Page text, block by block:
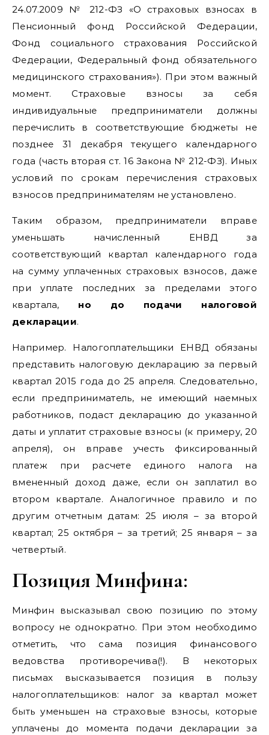
24.07.2009 № 212-ФЗ «О страховых взносах в
Пенсионный фонд Российской Федерации,
Фонд социального страхования Российской
Федерации, Федеральный фонд обязательного
медицинского страхования»). При этом важный
момент. Страховые взносы за себя
индивидуальные предприниматели должны
перечислить в соответствующие бюджеты не
позднее 31 декабря текущего календарного
года (часть вторая ст. 16 Закона № 212-ФЗ). Иных
условий по срокам перечисления страховых
взносов предпринимателям не установлено.
Таким образом, предприниматели вправе
уменьшать начисленный ЕНВД за
соответствующий квартал календарного года
на сумму уплаченных страховых взносов, даже
при уплате последних за пределами этого
квартала, но до подачи налоговой
декларации.
Например. Налогоплательщики ЕНВД обязаны
представить налоговую декларацию за первый
квартал 2015 года до 25 апреля. Следовательно,
если предприниматель, не имеющий наемных
работников, подаст декларацию до указанной
даты и уплатит страховые взносы (к примеру, 20
апреля), он вправе учесть фиксированный
платеж при расчете единого налога на
вмененный доход даже, если он заплатил во
втором квартале. Аналогичное правило и по
другим отчетным датам: 25 июля – за второй
квартал; 25 октября – за третий; 25 января – за
четвертый.
Позиция Минфина:
Минфин высказывал свою позицию по этому
вопросу не однократно. При этом необходимо
отметить, что сама позиция финансового
ведовства противоречива(!). В некоторых
письмах высказывается позиция в пользу
налогоплательщиков: налог за квартал может
быть уменьшен на страховые взносы, которые
уплачены до момента подачи декларации за